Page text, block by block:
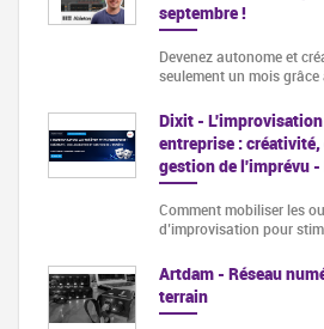
septembre !
Devenez autonome et
seulement un mois grâce
Dixit - L'improvisation
entreprise :
gestion de l'imprévu -
Comment mobiliser les
d’improvisation pour
Artdam - Réseau
terrain